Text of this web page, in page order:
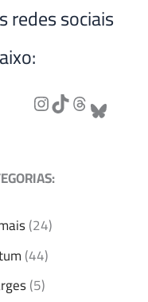
redes sociais
(24)
(44)
(5)